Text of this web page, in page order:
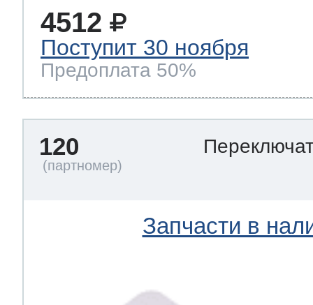
4512
Поступит 30 ноября
Предоплата 50%
120
Запчасти в